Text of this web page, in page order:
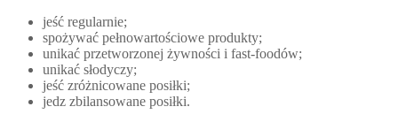
jeść regularnie;
spożywać pełnowartościowe produkty;
unikać przetworzonej żywności i fast-foodów;
unikać słodyczy;
jeść zróżnicowane posiłki;
jedz zbilansowane posiłki.